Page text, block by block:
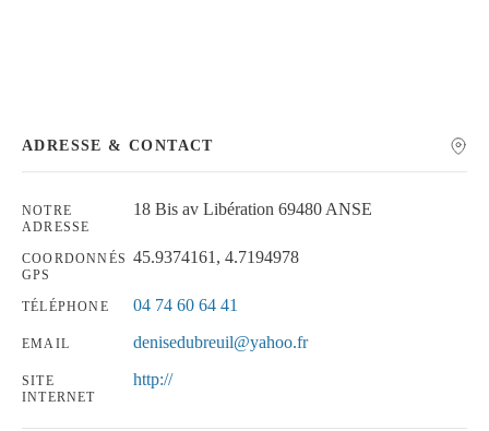
ADRESSE & CONTACT
NOTRE
ADRESSE
18 Bis av Libération 69480 ANSE
COORDONNÉS
GPS
45.9374161, 4.7194978
TÉLÉPHONE 04 74 60 64 41
EMAIL denisedubreuil@yahoo.fr
SITE
INTERNET
http://